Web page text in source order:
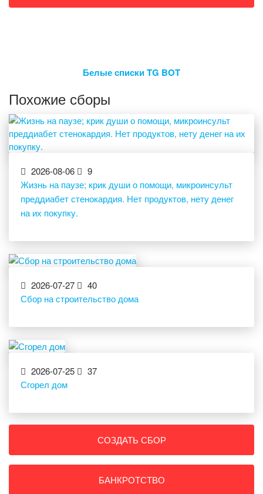
Белые списки TG BOT
Похожие сборы
2026-08-06
9
Жизнь на паузе; крик души о помощи, микроинсульт
преддиабет стенокардия. Нет продуктов, нету денег
на их покупку.
2026-07-27
40
Сбор на строительство дома
2026-07-25
37
Сгорел дом
СОЗДАТЬ СБОР
БАНКРОТСТВО